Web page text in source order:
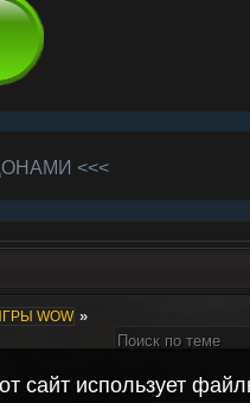
<<<
WOW »
сайт использует